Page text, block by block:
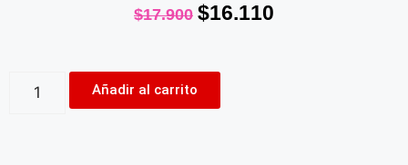
$17.900 $16.110
Añadir al carrito